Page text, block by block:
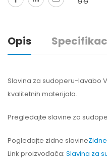
Opis
Slavina za sudoperu-lavabo
kvalitetnih materijala.
Pregledajte slavine za
Pogledajte zidne slavine
Link proizvođača: Slavina za